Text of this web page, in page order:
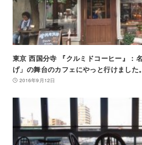
東京 西国分寺 『クルミドコーヒー』：
げ」の舞台のカフェにやっと行けました。
2016年9月12日